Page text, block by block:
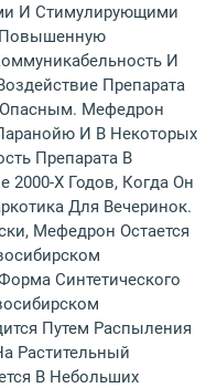
И Стимулирующими
И
Препарата
Мефедрон
И В Некоторых
Препарата В
2000-Х Годов, Когда Он
Для Вечеринок.
Мефедрон Остается
Синтетического
Путем Распыления
Растительный
В Небольших